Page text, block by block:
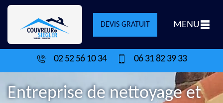
DEVIS GRATUIT MENU
02 52 56 10 34 06 31 82 39 33
Entreprise de nettoyage et